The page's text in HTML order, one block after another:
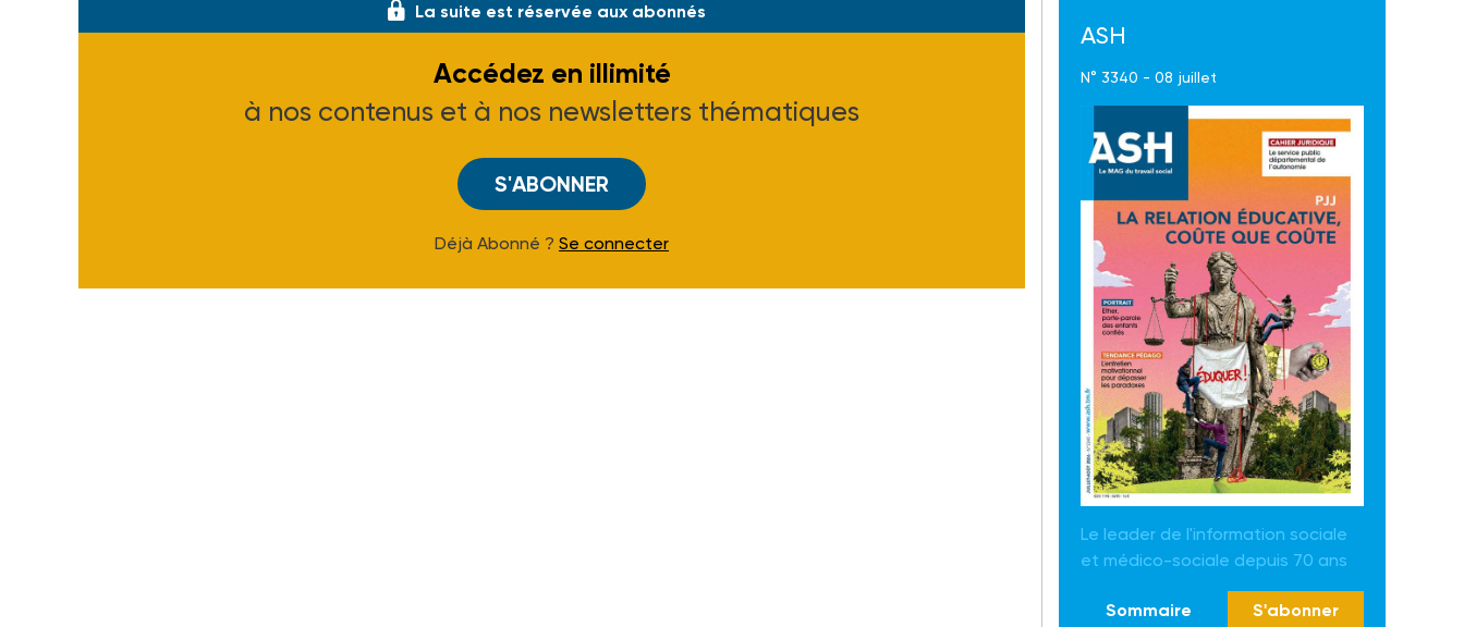
La suite est réservée aux abonnés
Accédez en illimité
à nos contenus et à nos newsletters thématiques
S'ABONNER
Déjà Abonné ? Se connecter
ASH
N° 3340 - 08 juillet
Le leader de l'information sociale
et médico-sociale depuis 70 ans
Sommaire S'abonner